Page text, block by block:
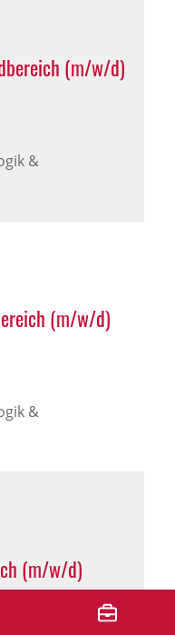
(m/w/d)
&
(m/w/d)
&
(m/w/d)